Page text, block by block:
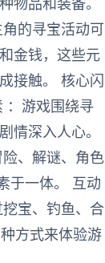
物品和装备。
的寻宝活动可
金钱，这些元
接触。 核心闪
：游戏围绕寻
情深入人心。
、解谜、角色
于一体。 互动
宝、钓鱼、合
方式来体验游